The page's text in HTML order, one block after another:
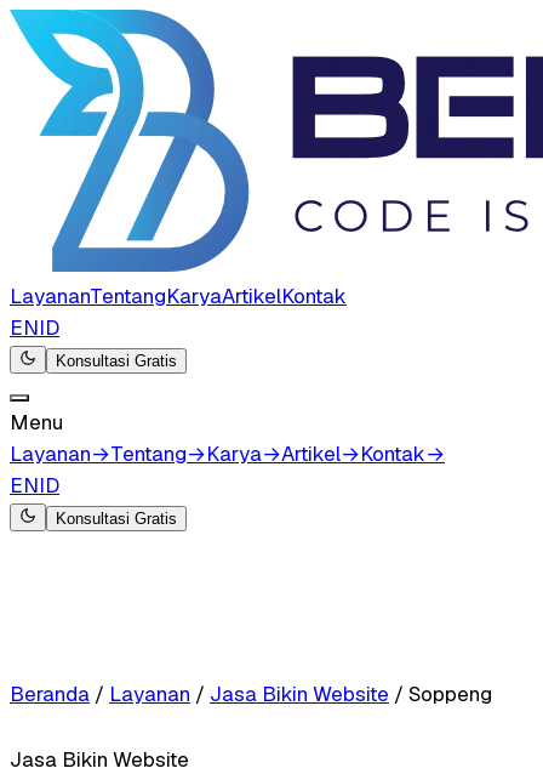
LayananTentangKaryaArtikelKontak
ENID
Konsultasi Gratis
Menu
Layanan→Tentang→Karya→Artikel→Kontak→
ENID
Konsultasi Gratis
Beranda / Layanan / Jasa Bikin Website / Soppeng
Jasa Bikin Website